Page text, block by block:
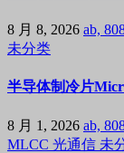
8 月 8, 2026 ab,
未分类
半导体制冷片
8 月 1, 2026 ab,
MLCC 光通信 未